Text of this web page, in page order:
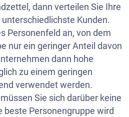
dann verteilen Sie Ihre
Kunden.
Personenfeld an, von dem
nur ein geringer Anteil davon
dann hohe
zu einem geringen
verwendet werden.
Sie sich darüber keine
beste Personengruppe wird